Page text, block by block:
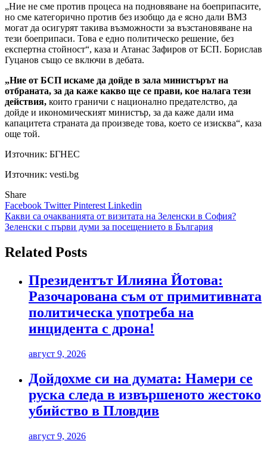
„Ние не сме против процеса на подновяване на боеприпасите,
но сме категорично против без изобщо да е ясно дали ВМЗ
могат да осигурят такива възможности за възстановяване на
тези боеприпаси. Това е едно политическо решение, без
експертна стойност“, каза и Атанас Зафиров от БСП. Борислав
Гуцанов също се включи в дебата.
„Ние от БСП искаме да дойде в зала министърът на
отбраната, за да каже какво ще се прави, кое налага тези
действия, които граничи с национално предателство, да
дойде и икономическият министър, за да каже дали има
капацитета страната да произведе това, което се изисква“, каза
още той.
Източник: БГНЕС
Източник: vesti.bg
Share
Facebook TwitterPinterest Linkedin
Навигация
Какви са очакванията от визитата на Зеленски в София?
Зеленски с първи думи за посещението в България
Related Posts
Президентът Илияна Йотова:
Разочарована съм от примитивната
политическа употреба на
инцидента с дрона!
август 9, 2026
Дойдохме си на думата: Намери се
руска следа в извършеното жестоко
убийство в Пловдив
август 9, 2026